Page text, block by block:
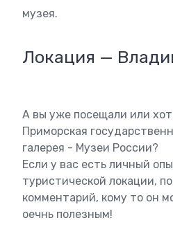
музея.
Локация —
А вы уже посещали или
Приморская
галерея - Музеи России?
Если у вас есть личный
туристической локации,
комментарий, кому то он
оечнь полезным!